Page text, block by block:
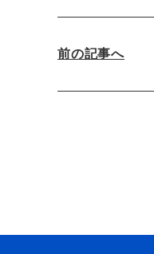
前の記事へ